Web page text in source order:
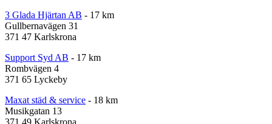
3 Glada Hjärtan AB - 17 km
Gullbernavägen 31
371 47 Karlskrona
Support Syd AB - 17 km
Rombvägen 4
371 65 Lyckeby
Maxat städ & service - 18 km
Musikgatan 13
371 49 Karlskrona